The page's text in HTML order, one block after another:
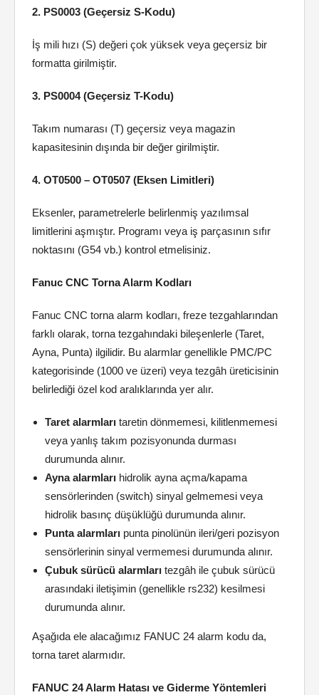
2. PS0003 (Geçersiz S-Kodu)
İş mili hızı (S) değeri çok yüksek veya geçersiz bir
formatta girilmiştir.
3. PS0004 (Geçersiz T-Kodu)
Takım numarası (T) geçersiz veya magazin
kapasitesinin dışında bir değer girilmiştir.
4. OT0500 – OT0507 (Eksen Limitleri)
Eksenler, parametrelerle belirlenmiş yazılımsal
limitlerini aşmıştır. Programı veya iş parçasının sıfır
noktasını (G54 vb.) kontrol etmelisiniz.
Fanuc CNC Torna Alarm Kodları
Fanuc CNC torna alarm kodları, freze tezgahlarından
farklı olarak, torna tezgahındaki bileşenlerle (Taret,
Ayna, Punta) ilgilidir. Bu alarmlar genellikle PMC/PC
kategorisinde (1000 ve üzeri) veya tezgâh üreticisinin
belirlediği özel kod aralıklarında yer alır.
Taret alarmları taretin dönmemesi, kilitlenmemesi
veya yanlış takım pozisyonunda durması
durumunda alınır.
Ayna alarmları hidrolik ayna açma/kapama
sensörlerinden (switch) sinyal gelmemesi veya
hidrolik basınç düşüklüğü durumunda alınır.
Punta alarmları punta pinolünün ileri/geri pozisyon
sensörlerinin sinyal vermemesi durumunda alınır.
Çubuk sürücü alarmları tezgâh ile çubuk sürücü
arasındaki iletişimin (genellikle rs232) kesilmesi
durumunda alınır.
Aşağıda ele alacağımız FANUC 24 alarm kodu da,
torna taret alarmıdır.
FANUC 24 Alarm Hatası ve Giderme Yöntemleri